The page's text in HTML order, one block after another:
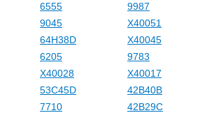
6555
9045
64H38D
6205
X40028
53C45D
7710
9987
X40051
X40045
9783
X40017
42B40B
42B29C